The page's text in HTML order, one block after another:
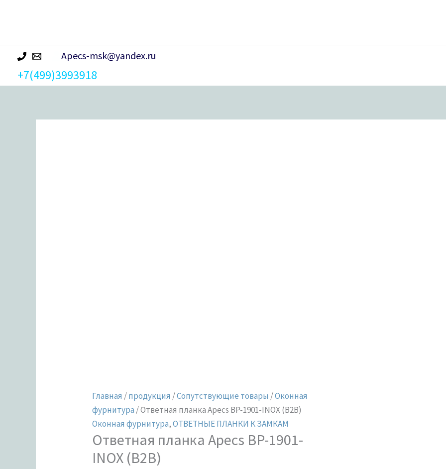
Apecs-msk@yandex.ru
+7(499)3993918
Главная /продукция /Сопутствующие товары /Оконная
фурнитура / Ответная планка Apecs BP-1901-INOX (B2B)
Оконная фурнитура,ОТВЕТНЫЕ ПЛАНКИ К ЗАМКАМ
Ответная планка Apecs BP-1901-
INOX (B2B)